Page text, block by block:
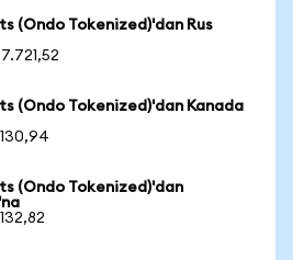
(Ondo Tokenized)'dan Rus
(Ondo Tokenized)'dan Kanada
(Ondo Tokenized)'dan